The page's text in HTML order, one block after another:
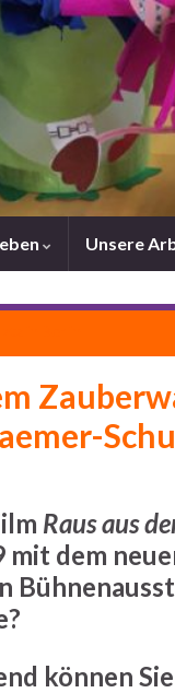
Unsere
Raus aus
mit dem
können Sie